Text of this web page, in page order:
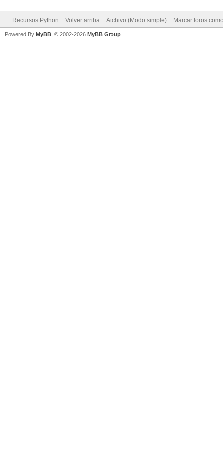
Recursos Python Volver arriba Archivo (Modo simple) Marcar foros
Powered By MyBB , © 2002-2026 MyBB Group